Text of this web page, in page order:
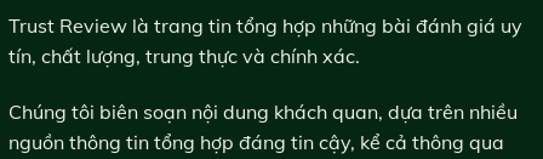
Trust Review là trang tin tổng hợp những bài đánh giá uy
tín, chất lượng, trung thực và chính xác.
Chúng tôi biên soạn nội dung khách quan, dựa trên nhiều
nguồn thông tin tổng hợp đáng tin cậy, kể cả thông qua